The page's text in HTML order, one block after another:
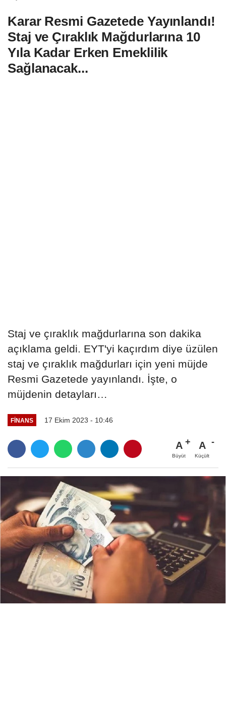
Karar Resmi Gazetede Yayınlandı!
Staj ve Çıraklık Mağdurlarına 10
Yıla Kadar Erken Emeklilik
Sağlanacak...
Staj ve çıraklık mağdurlarına son dakika
açıklama geldi. EYT'yi kaçırdım diye üzülen
staj ve çıraklık mağdurları için yeni müjde
Resmi Gazetede yayınlandı. İşte, o
müjdenin detayları…
FINANS 17 Ekim 2023 - 10:46
A
Büyüt
A
Küçült